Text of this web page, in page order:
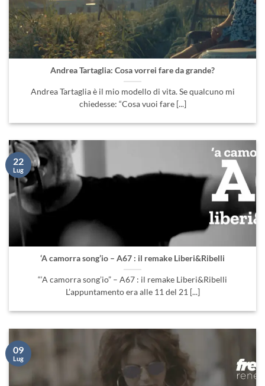
Andrea Tartaglia: Cosa vorrei fare da grande?
Andrea Tartaglia è il mio modello di vita. Se qualcuno mi
chiedesse: “Cosa vuoi fare [...]
‘A camorra song’io – A67 : il remake Liberi&Ribelli
“‘A camorra song’io” – A67 : il remake Liberi&Ribelli
L’appuntamento era alle 11 del 21 [...]
22
Lug
09
Lug